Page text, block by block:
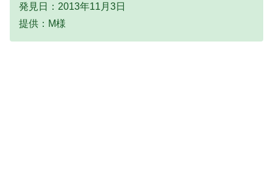
発見日：2013年11月3日
提供：M様